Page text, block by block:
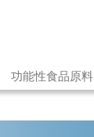
功能性食品原料